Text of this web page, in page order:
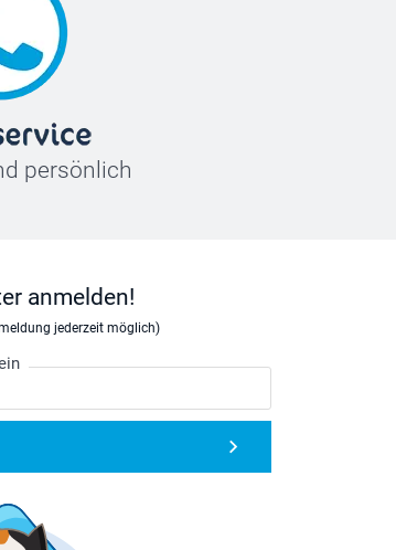
persönlich
anmelden!
jederzeit möglich)